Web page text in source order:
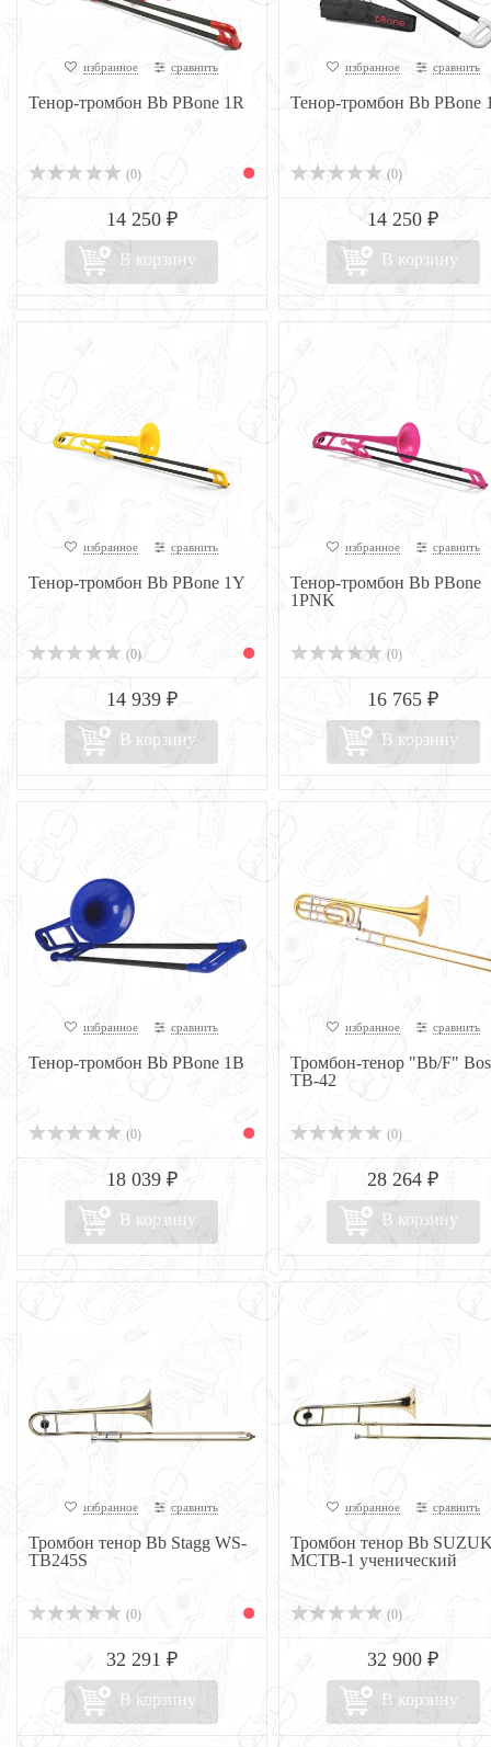
избранное сравнить
Тенор-тромбон Bb PBone 1R
(0)
14 250 ₽
В корзину
избранное сравнить
Тенор-тромбон Bb PBone
(0)
14 250 ₽
В корзину
избранное сравнить
Тенор-тромбон Bb PBone 1Y
(0)
14 939 ₽
В корзину
избранное сравнить
Тенор-тромбон Bb PBone
1PNK
(0)
16 765 ₽
В корзину
избранное сравнить
Тенор-тромбон Bb PBone 1B
(0)
18 039 ₽
В корзину
избранное сравнить
Тромбон-тенор "Bb/F"
TB-42
(0)
28 264 ₽
В корзину
избранное сравнить
Тромбон тенор Bb Stagg WS-
TB245S
(0)
32 291 ₽
В корзину
избранное сравнить
Тромбон тенор Bb
MCTB-1 ученический
(0)
32 900 ₽
В корзину